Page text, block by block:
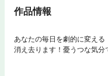
作品情報
あなたの毎日を劇的に変える
消え去ります！憂うつな気
本書で提案している「美点
気分が一変します。それど